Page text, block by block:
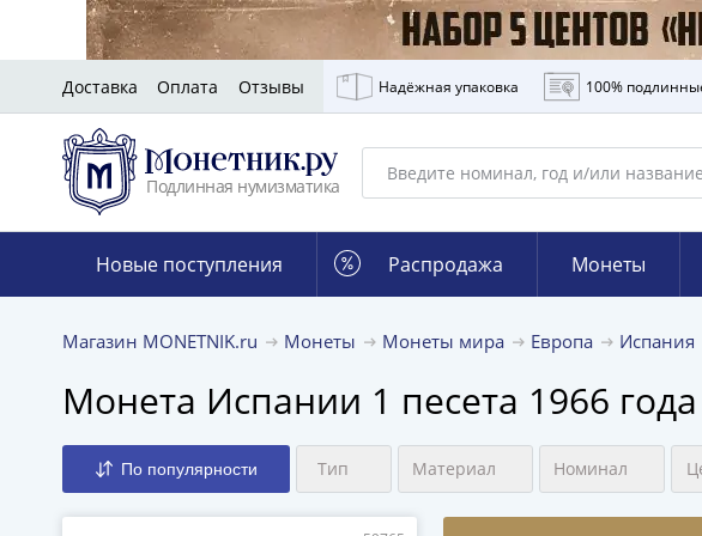
Доставка Оплата Отзывы Надёжная упаковка 100%
Подлинная нумизматика
Новые поступления Распродажа Монеты
Магазин MONETNIK.ru Монеты Монеты мира Европа Испания
Монета Испании 1 песета 1966 года
По популярности Тип Материал Номинал